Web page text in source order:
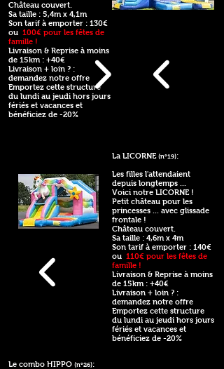
Château couvert.
Sa taille : 5,4m x 4,1m
Son tarif à emporter : 130€
ou 100€ pour les fêtes de
famille !
Livraison & Reprise à moins
de 15km : +40€
Livraison + loin ? :
demandez notre offre
Emportez cette structure
du lundi au jeudi hors jours
fériés et vacances et
bénéficiez de -20%
La LICORNE (n°19):
Les filles l'attendaient
depuis longtemps ...
Voici notre LICORNE !
Petit château pour les
princesses ... avec glissade
frontale !
Château couvert.
Sa taille : 4,6m x 4m
Son tarif à emporter : 140€
ou 110€ pour les fêtes de
famille !
Livraison & Reprise à moins
de 15km : +40€
Livraison + loin ? :
demandez notre offre
Emportez cette structure
du lundi au jeudi hors jours
fériés et vacances et
bénéficiez de -20%
Le combo HIPPO (n°26):